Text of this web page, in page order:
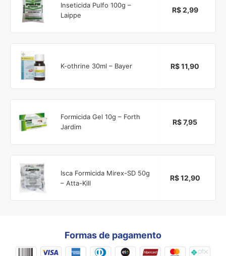
Inseticida Pulfo 100g –
Laippe
R$ 2,99
K-othrine 30ml – Bayer R$ 11,90
Formicida Gel 10g – Forth
Jardim
R$ 7,95
Isca Formicida Mirex-SD 50g
– Atta-Kill
R$ 12,90
Formas de pagamento